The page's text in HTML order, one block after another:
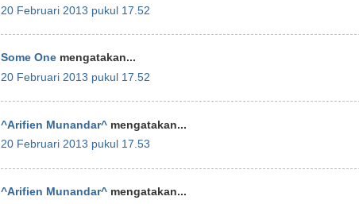
20 Februari 2013 pukul 17.52
Some One mengatakan...
20 Februari 2013 pukul 17.52
^Arifien Munandar^ mengatakan...
20 Februari 2013 pukul 17.53
^Arifien Munandar^ mengatakan...